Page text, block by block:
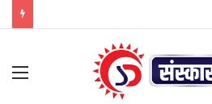
Menu